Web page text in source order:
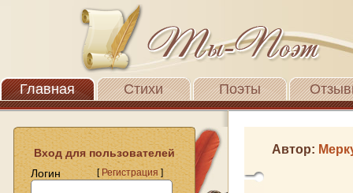
Главная Стихи Поэты
Вход для пользователей
Логин
[Регистрация]
Автор: